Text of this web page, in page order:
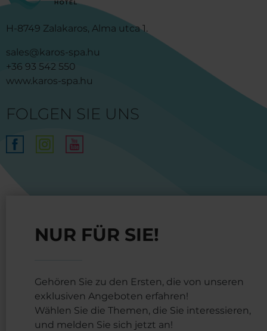
H-8749 Zalakaros, Alma utca 1.
sales@karos-spa.hu
+36 93 542 550
www.karos-spa.hu
FOLGEN SIE UNS
NUR FÜR SIE!
Gehören Sie zu den Ersten, die von unseren
exklusiven Angeboten erfahren!
Wählen Sie die Themen, die Sie interessieren,
und melden Sie sich jetzt an!